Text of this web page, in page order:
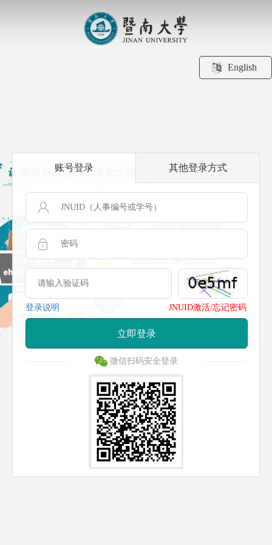
English
账号登录 其他登录方式
登录说明 JNUID激活/忘记密码
立即登录
微信扫码安全登录